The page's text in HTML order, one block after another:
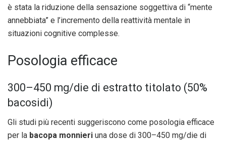
è stata la riduzione della sensazione soggettiva di “mente
annebbiata” e l’incremento della reattività mentale in
situazioni cognitive complesse.
Posologia efficace
300–450 mg/die di estratto titolato (50%
bacosidi)
Gli studi più recenti suggeriscono come posologia efficace
per la bacopa monnieri una dose di 300–450 mg/die di